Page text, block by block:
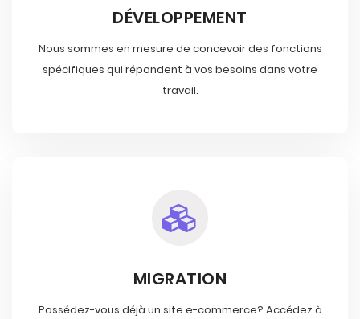
DÉVELOPPEMENT
Nous sommes en mesure de concevoir des fonctions
spécifiques qui répondent à vos besoins dans votre
travail.
MIGRATION
Possédez-vous déjà un site e-commerce? Accédez à